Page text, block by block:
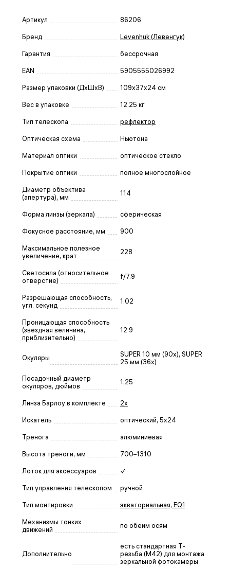
Артикул 86206
Бренд Levenhuk (Левенгук)
Гарантия бессрочная
EAN 5905555026992
Размер упаковки (ДxШxВ) 109x37x24 см
Вес в упаковке 12.25 кг
Тип телескопа рефлектор
Оптическая схема Ньютона
Материал оптики оптическое стекло
Покрытие оптики полное многослойное
Диаметр объектива
(апертура), мм
114
Форма линзы (зеркала) сферическая
Фокусное расстояние, мм 900
Максимальное полезное
увеличение, крат
228
Светосила (относительное
отверстие)
f/7.9
Разрешающая способность,
угл. секунд
1.02
Проницающая способность
(звездная величина,
приблизительно)
12.9
Окуляры
SUPER 10 мм (90x), SUPER
25 мм (36x)
Посадочный диаметр
окуляров, дюймов
1,25
Линза Барлоу в комплекте 2х
Искатель оптический, 5x24
Тренога алюминиевая
Высота треноги, мм 700–1310
Лоток для аксессуаров ✓
Тип управления телескопом ручной
Тип монтировки экваториальная, EQ1
Механизмы тонких
движений
по обеим осям
Дополнительно
есть стандартная Т-
резьба (М42) для монтажа
зеркальной фотокамеры